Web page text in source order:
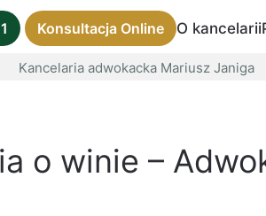
O kancelarii
Konsultacja Online
Kancelaria adwokacka Mariusz Janiga
o winie –